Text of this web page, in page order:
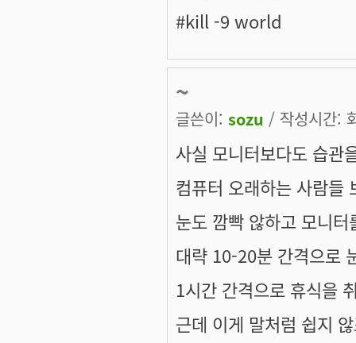
#kill -9 world
~
글쓴이: sozu / 작성시간:
사실 모니터보다도 습관
컴퓨터 오래하는 사람들
눈도 깜빡 않하고 모니
대략 10-20분 간격으로
1시간 간격으로 휴식을
근데 이게 말처럼 쉽지